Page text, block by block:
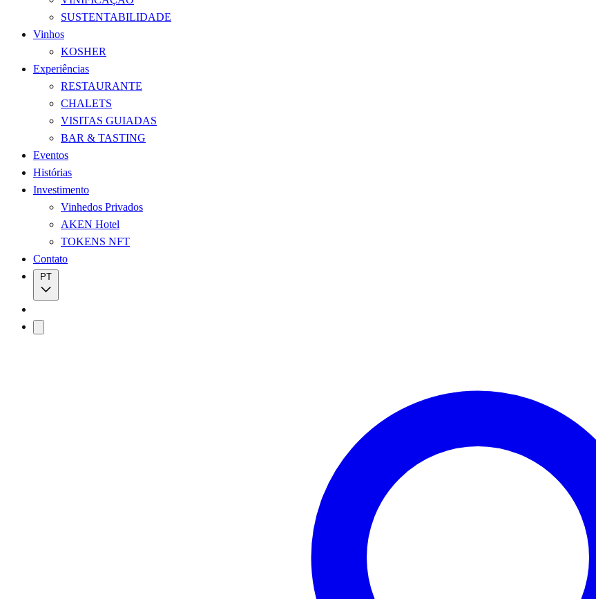
SUSTENTABILIDADE
Vinhos
KOSHER
Experiências
RESTAURANTE
CHALETS
VISITAS GUIADAS
BAR & TASTING
Eventos
Histórias
Investimento
Vinhedos Privados
AKEN Hotel
TOKENS NFT
Contato